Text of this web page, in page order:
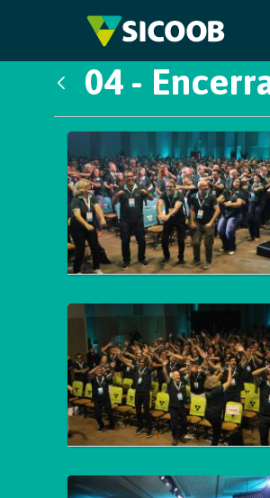
Pular para o Conteúdo principal
04 -
Galeria de Mídias